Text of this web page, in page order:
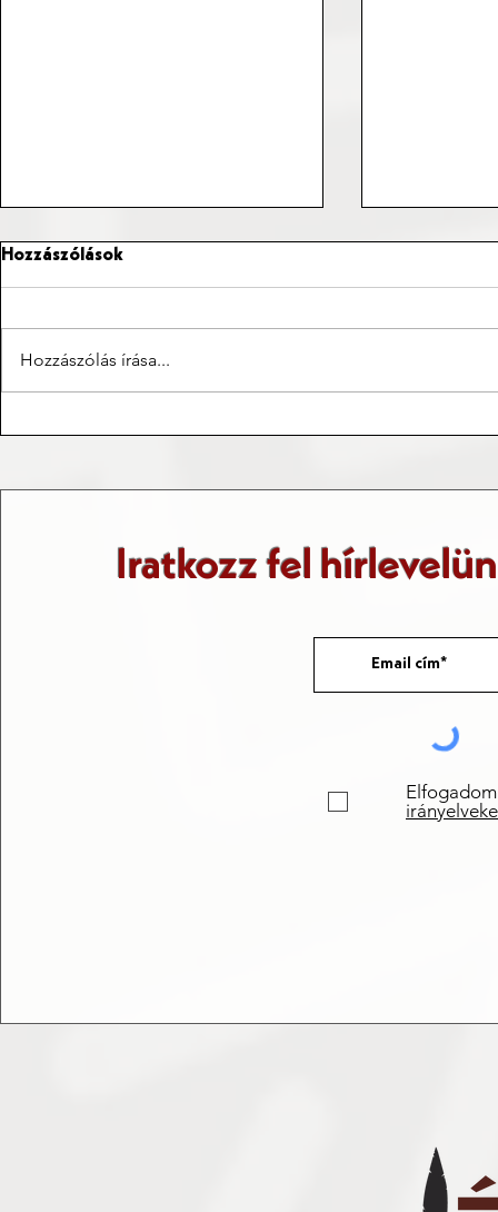
Hozzászólások
Hozzászólás írása...
Iratkozz fel